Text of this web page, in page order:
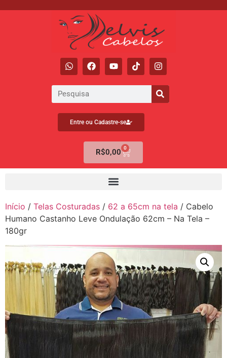
Entre ou Cadastre-se
R$0,00 0
Início / Telas Costuradas / 62 a 65cm na tela / Cabelo
Humano Castanho Leve Ondulação 62cm – Na Tela –
180gr